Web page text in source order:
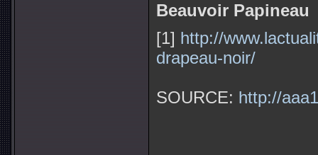
Beauvoir Papineau
[1] http://
drapeau-noir/
SOURCE: http://